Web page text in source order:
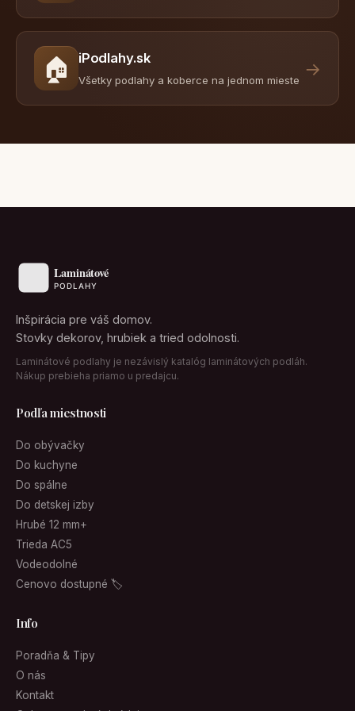
🏠 iPodlahy.sk
Všetky podlahy a koberce na jednom mieste
→
Inšpirácia pre váš domov.
Stovky dekorov, hrubiek a tried odolnosti.
Laminátové podlahy je nezávislý katalóg laminátových podláh.
Nákup prebieha priamo u predajcu.
Podľa miestnosti
Do obývačky
Do kuchyne
Do spálne
Do detskej izby
Hrubé 12 mm+
Trieda AC5
Vodeodolné
Cenovo dostupné 🏷
Info
Poradňa & Tipy
O nás
Kontakt